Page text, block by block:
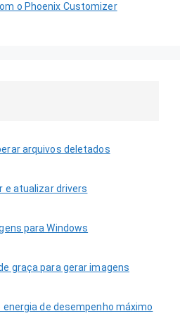
o Phoenix Customizer
arquivos deletados
e atualizar drivers
para Windows
graça para gerar imagens
de desempenho máximo